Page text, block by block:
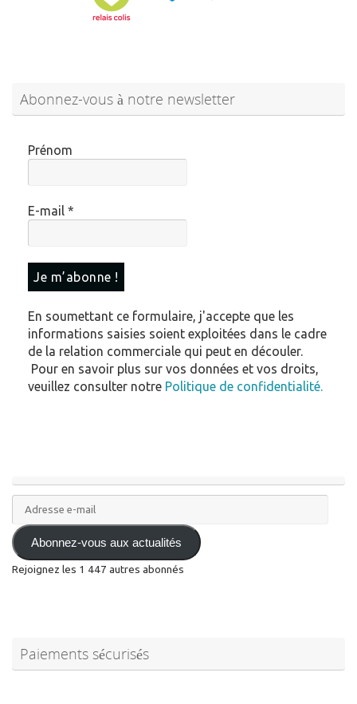
Abonnez-vous à notre newsletter
Prénom
E-mail *
En soumettant ce formulaire, j'accepte que les
informations saisies soient exploitées dans le cadre
de la relation commerciale qui peut en découler.
Pour en savoir plus sur vos données et vos droits,
veuillez consulter notre Politique de confidentialité.
Adresse
e-
mail Abonnez-vous aux actualités
Rejoignez les 1 447 autres abonnés
Paiements sécurisés